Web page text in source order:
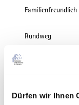
Dürfen wir Ihnen
Familienfreundlich
Rundweg
Ausrüstung
Rucksackverpflegung